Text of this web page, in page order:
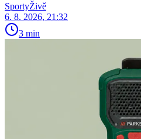
SportyŽivě
6. 8. 2026, 21:32
3 min